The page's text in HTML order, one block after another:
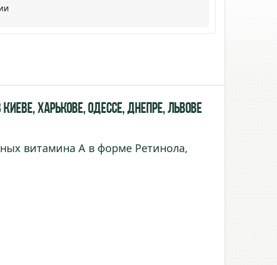
Харькове, Одессе, Днепре, Львове
витамина А в форме Ретинола,